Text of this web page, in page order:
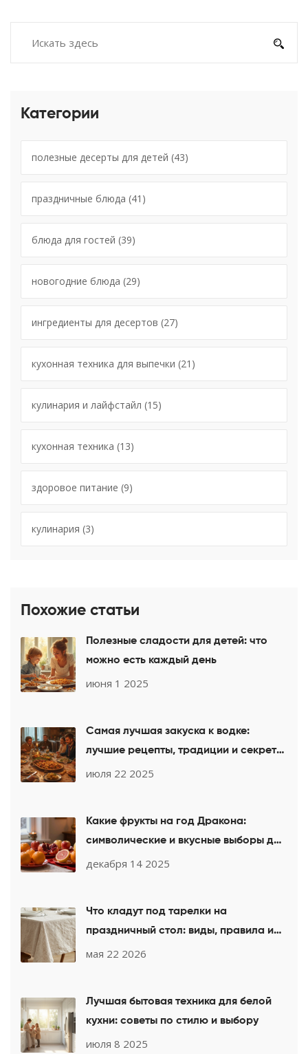
Категории
полезные десерты для детей (43)
праздничные блюда (41)
блюда для гостей (39)
новогодние блюда (29)
ингредиенты для десертов (27)
кухонная техника для выпечки (21)
кулинария и лайфстайл (15)
кухонная техника (13)
здоровое питание (9)
кулинария (3)
Похожие статьи
Полезные сладости для детей: что
можно есть каждый день
июня 1 2025
Самая лучшая закуска к водке:
лучшие рецепты, традиции и секреты
идеального застолья
июля 22 2025
Какие фрукты на год Дракона:
символические и вкусные выборы для
Нового года 2025
декабря 14 2025
Что кладут под тарелки на
праздничный стол: виды, правила и
идеи
мая 22 2026
Лучшая бытовая техника для белой
кухни: советы по стилю и выбору
июля 8 2025